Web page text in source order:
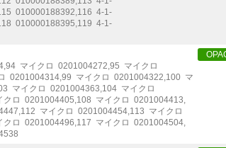
010000188392,116 4-1-
010000188395,119 4-1-
,94 マイクロ 0201004272,95 マイクロ
0201004314,99 マイクロ 0201004322,100 マ
マイクロ 0201004363,104 マイクロ
クロ 0201004405,108 マイクロ 0201004413,
,112 マイクロ 0201004454,113 マイクロ
クロ 0201004496,117 マイクロ 0201004504,